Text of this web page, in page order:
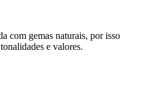
com gemas naturais, por isso
e valores.